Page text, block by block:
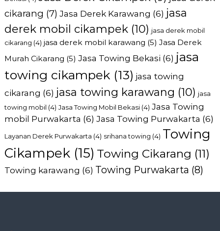
cikarang (7) Jasa Derek Karawang (6) jasa
derek mobil cikampek(10) jasa derek mobil
cikarang (4) jasa derek mobil karawang (5) Jasa Derek
Murah Cikarang (5) Jasa Towing Bekasi (6) jasa
towing cikampek(13) jasa towing
cikarang (6) jasa towing karawang (10) jasa
towing mobil (4) Jasa Towing Mobil Bekasi(4) Jasa Towing
mobil Purwakarta (6) Jasa Towing Purwakarta (6)
Layanan Derek Purwakarta (4) srihana towing (4) Towing
Cikampek(15) Towing Cikarang (11)
Towing karawang (6) Towing Purwakarta (8)